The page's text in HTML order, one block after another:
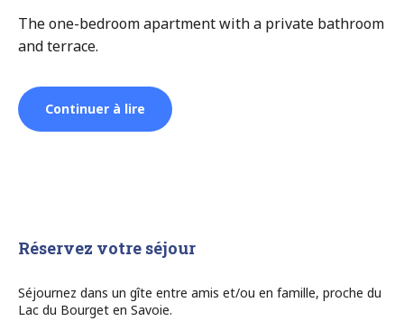
The one-bedroom apartment with a private bathroom
and terrace.
Réservez votre séjour
Séjournez dans un gîte entre amis et/ou en famille, proche du
Lac du Bourget en Savoie.